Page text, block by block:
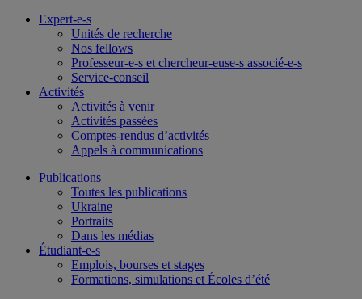
Expert-e-s
Unités de recherche
Nos fellows
Professeur-e-s et chercheur-euse-s associé-e-s
Service-conseil
Activités
Activités à venir
Activités passées
Comptes-rendus d’activités
Appels à communications
Publications
Toutes les publications
Ukraine
Portraits
Dans les médias
Étudiant-e-s
Emplois, bourses et stages
Formations, simulations et Écoles d’été